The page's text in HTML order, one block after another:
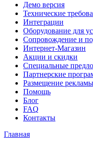
Демо версия
Технические
Интеграции
Оборудование для
Сопровождение и
Интернет-Магазин
Акции и скидки
Специальные
Партнерские
Размещение
Помощь
Блог
FAQ
Контакты
Главная